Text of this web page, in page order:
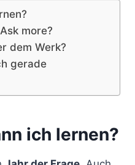
more?
dem Werk?
gerade
ich lernen?